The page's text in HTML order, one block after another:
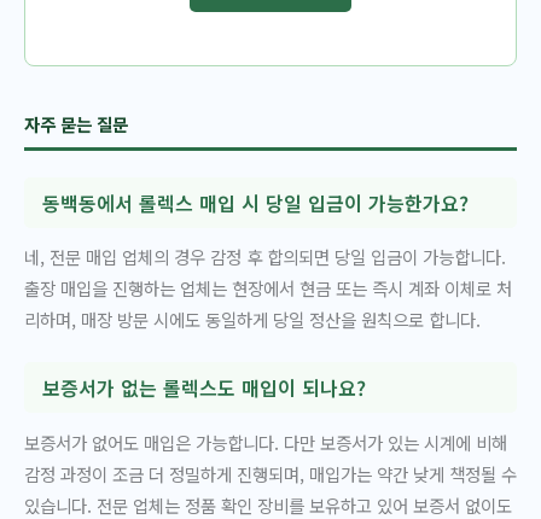
자주 묻는 질문
동백동에서 롤렉스 매입 시 당일 입금이 가능한가요?
네, 전문 매입 업체의 경우 감정 후 합의되면 당일 입금이 가능합니다.
출장 매입을 진행하는 업체는 현장에서 현금 또는 즉시 계좌 이체로 처
리하며, 매장 방문 시에도 동일하게 당일 정산을 원칙으로 합니다.
보증서가 없는 롤렉스도 매입이 되나요?
보증서가 없어도 매입은 가능합니다. 다만 보증서가 있는 시계에 비해
감정 과정이 조금 더 정밀하게 진행되며, 매입가는 약간 낮게 책정될 수
있습니다. 전문 업체는 정품 확인 장비를 보유하고 있어 보증서 없이도